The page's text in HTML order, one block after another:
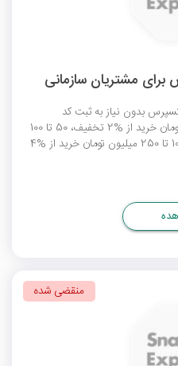
بدون نیاز به ثبت کد
می‌توانند با سالانه 25 تا 50 میلیون تومان خرید از %2 تخفیف، 50 تا 100
میلیون تومان خرید از %3 تخفیف، 100 تا 250 میلیون تومان خرید از %4
منقضی شده